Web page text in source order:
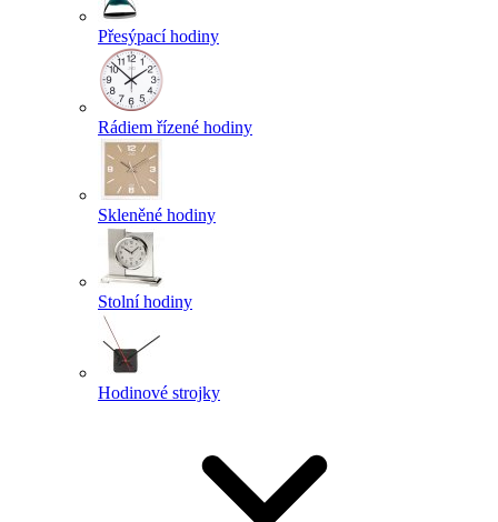
Přesýpací hodiny
Rádiem řízené hodiny
Skleněné hodiny
Stolní hodiny
Hodinové strojky